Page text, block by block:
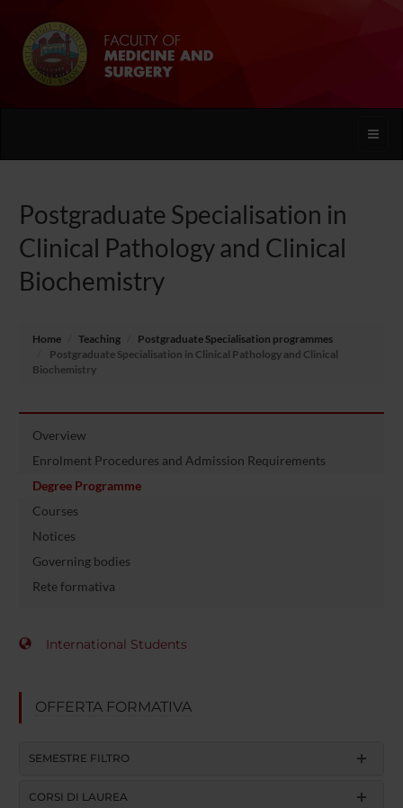
Toggle
Postgraduate Specialisation in
Clinical Pathology and Clinical
Biochemistry
Home Teaching
Postgraduate Specialisation programmes
Postgraduate Specialisation in Clinical Pathology and Clinical
Biochemistry
Overview
Enrolment Procedures and Admission Requirements
Degree Programme
Courses
Notices
Governing bodies
Rete formativa
International Students
OFFERTA FORMATIVA
SEMESTRE FILTRO
CORSI DI LAUREA